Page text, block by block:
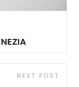
NEXT POST